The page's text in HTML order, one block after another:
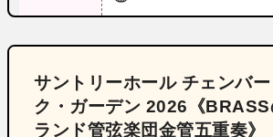
サントリーホール チェンバ
ク・ガーデン 2026《
ランド管弦楽団金管五重奏》